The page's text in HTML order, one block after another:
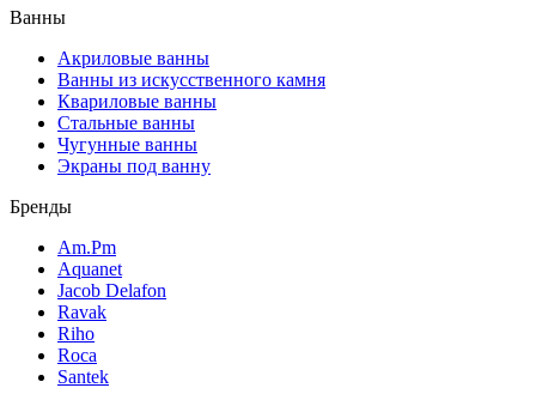
Ванны
Акриловые ванны
Ванны из искусственного камня
Квариловые ванны
Стальные ванны
Чугунные ванны
Экраны под ванну
Бренды
Am.Pm
Aquanet
Jacob Delafon
Ravak
Riho
Roca
Santek